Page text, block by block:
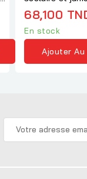
2022 - Livre
68,100
En stock
Ajouter Au